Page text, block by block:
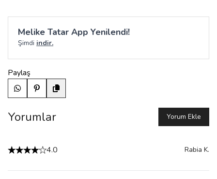
Melike Tatar App Yenilendi!
Şimdi indir.
Paylaş
Yorumlar Yorum Ekle
4.0 Rabia K.